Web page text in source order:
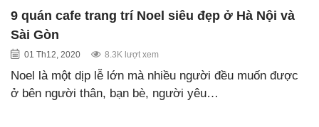
9 quán cafe trang trí Noel siêu đẹp ở Hà Nội và
Sài Gòn
01 Th12, 2020 8.3K lượt xem
Noel là một dịp lễ lớn mà nhiều người đều muốn được
ở bên người thân, bạn bè, người yêu…